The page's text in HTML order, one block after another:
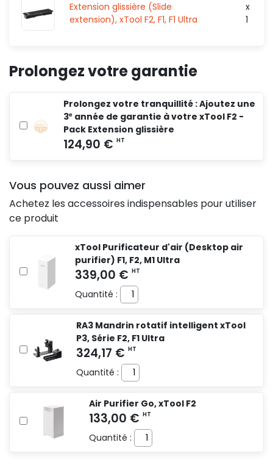
Extension glissière (Slide
extension), xTool F2, F1, F1 Ultra
x
1
Prolongez votre garantie
Prolongez votre tranquillité : Ajoutez une
3ᵉ année de garantie à votre xTool F2 -
Pack Extension glissière
Vous pouvez aussi aimer
Achetez les accessoires indispensables pour utiliser
ce produit
xTool Purificateur d'air (Desktop air
purifier) F1, F2, M1 Ultra
Quantité :
RA3 Mandrin rotatif intelligent xTool
P3, Série F2, F1 Ultra
Quantité :
Air Purifier Go, xTool F2
Quantité :